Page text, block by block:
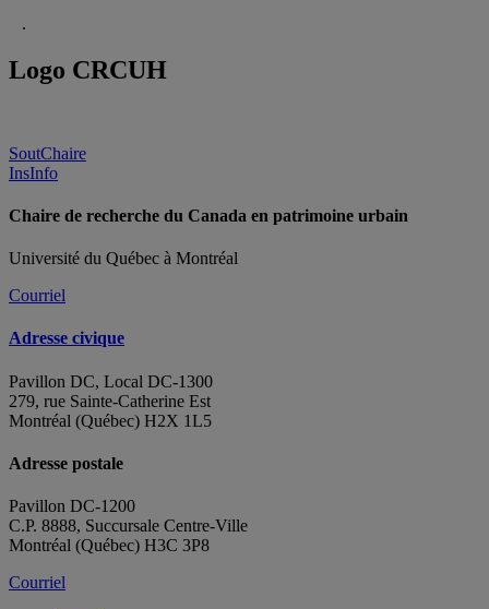
.
Logo CRCUH
SoutChaire
InsInfo
Chaire de recherche du Canada en patrimoine urbain
Université du Québec à Montréal
Courriel
Adresse civique
Pavillon DC, Local DC-1300
279, rue Sainte-Catherine Est
Montréal (Québec) H2X 1L5
Adresse postale
Pavillon DC-1200
C.P. 8888, Succursale Centre-Ville
Montréal (Québec) H3C 3P8
Courriel